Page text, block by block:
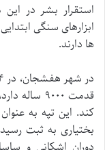
استقرار بشر در
ابزارهای سنگی
ها دارند.
قدمت ۹۰۰۰
کند. این تپه به
بختیاری به ثبت